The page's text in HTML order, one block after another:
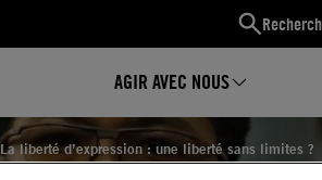
AGIR AVEC NOUS
La liberté d’expression : une liberté sans limites ?